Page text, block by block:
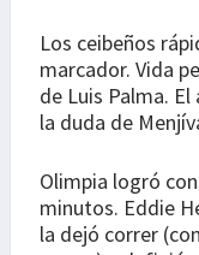
Los ceibeños
marcador. Vida
de Luis Palma.
la duda de
Olimpia logró
minutos. Eddie
la dejó correr